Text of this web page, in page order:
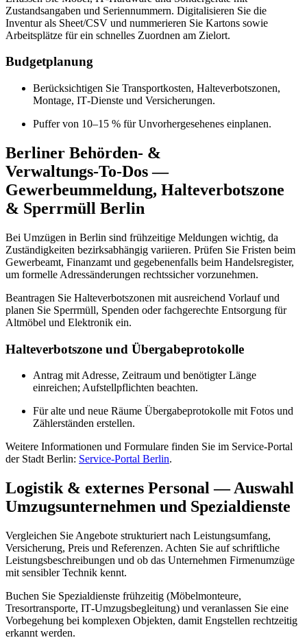
Zustandsangaben und Seriennummern. Digitalisieren Sie die
Inventur als Sheet/CSV und nummerieren Sie Kartons sowie
Arbeitsplätze für ein schnelles Zuordnen am Zielort.
Budgetplanung
Berücksichtigen Sie Transportkosten, Halteverbotszonen,
Montage, IT‑Dienste und Versicherungen.
Puffer von 10–15 % für Unvorhergesehenes einplanen.
Berliner Behörden- &
Verwaltungs‑To‑Dos —
Gewerbeummeldung, Halteverbotszone
& Sperrmüll Berlin
Bei Umzügen in Berlin sind frühzeitige Meldungen wichtig, da
Zuständigkeiten bezirksabhängig variieren. Prüfen Sie Fristen beim
Gewerbeamt, Finanzamt und gegebenenfalls beim Handelsregister,
um formelle Adressänderungen rechtssicher vorzunehmen.
Beantragen Sie Halteverbotszonen mit ausreichend Vorlauf und
planen Sie Sperrmüll, Spenden oder fachgerechte Entsorgung für
Altmöbel und Elektronik ein.
Halteverbotszone und Übergabeprotokolle
Antrag mit Adresse, Zeitraum und benötigter Länge
einreichen; Aufstellpflichten beachten.
Für alte und neue Räume Übergabeprotokolle mit Fotos und
Zählerständen erstellen.
Weitere Informationen und Formulare finden Sie im Service‑Portal
der Stadt Berlin: Service‑Portal Berlin.
Logistik & externes Personal — Auswahl
Umzugsunternehmen und Spezialdienste
Vergleichen Sie Angebote strukturiert nach Leistungsumfang,
Versicherung, Preis und Referenzen. Achten Sie auf schriftliche
Leistungsbeschreibungen und ob das Unternehmen Firmenumzüge
mit sensibler Technik kennt.
Buchen Sie Spezialdienste frühzeitig (Möbelmonteure,
Tresortransporte, IT‑Umzugsbegleitung) und veranlassen Sie eine
Vorbegehung bei komplexen Objekten, damit Engstellen rechtzeitig
erkannt werden.